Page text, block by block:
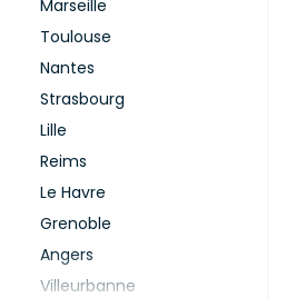
Marseille
Toulouse
Nantes
Strasbourg
Lille
Reims
Le Havre
Grenoble
Angers
Villeurbanne